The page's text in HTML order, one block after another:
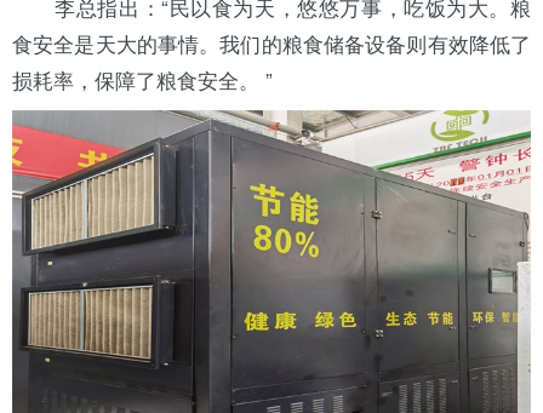
李总指出：“民以食为天，悠悠万事，吃饭为大。粮
食安全是天大的事情。我们的粮食储备设备则有效降低了
损耗率，保障了粮食安全。 ”